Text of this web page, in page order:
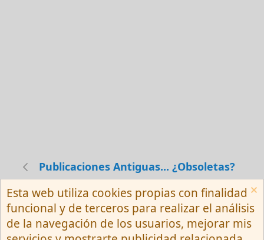
Publicaciones Antiguas... ¿Obsoletas?
Español (Neutro) Tu
Contactarnos
Términos y reglas
Privacy policy
Ayuda
R
Esta web utiliza cookies propias con finalidad
funcional y de terceros para realizar el análisis
de la navegación de los usuarios, mejorar mis